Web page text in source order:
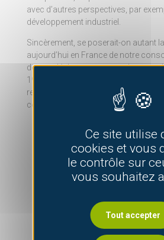
avec d’autres perspectives, par
développement industriel.
Sincèrement, se poserait-on autant
aujourd’hui en France de notre
de nos déchets ou encore de notre
1990, le GIEC avait répondu « non,
responsable du changement
contemporain » ?
Ce site utilise
cookies et vous
le contrôle sur
vous souhaitez
Tout accepter